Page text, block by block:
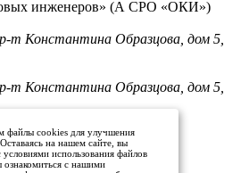
инженеров» (А СРО «ОКИ»)
т Константина Образцова, дом 5,
т Константина Образцова, дом 5,
файлы cookies для улучшения
на нашем сайте, вы
условиями использования файлов
с нашими